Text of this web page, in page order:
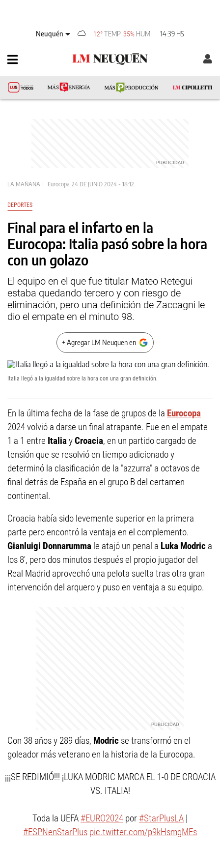
Neuquén 12° TEMP 35% HUM 14:39 HS
LA MAÑANA Eurocopa 24 DE JUNIO 2024 - 18:12
DEPORTES
Final para el infarto en la
Eurocopa: Italia pasó sobre la hora
con un golazo
El equipo en el que fue titular Mateo Retegui
estaba quedando tercero y con riesgo de
eliminación, pero una definición de Zaccagni le
dio el empate en el minuto 98.
+ Agregar LM Neuquen en
Italia llegó a la igualdad sobre la hora con una gran definición.
En la última fecha de la fase de grupos de la Eurocopa
2024 volvió a darse un final atrapante. Fue en el empate
1 a 1 entre ItaliayCroacia, en un partido cargado de
tensión que se resolvió en tiempo adicionado y
determinó la clasificación de la "azzurra" a octavos de
final detrás de España en el grupo B del certamen
continental.
Croacia había sido levemente superior en la primera
parte pero encontró la ventaja en el complemento.
Gianluigi Donnarumma le atajó un penal a Luka Modric a
los 8', pero dos minutos después el propio jugador del
Real Madrid aprovechó una pelota suelta tras otra gran
intervención del arquero y puso en ventaja a su equipo.
Con 38 años y 289 días, Modric se transformó en el
goleador más veterano en la historia de la Eurocopa.
¡¡¡SE REDIMIÓ!!! ¡LUKA MODRIC MARCA EL 1-0 DE CROACIA
VS. ITALIA!
Toda la UEFA #EURO2024 por #StarPlusLA |
#ESPNenStarPlus pic.twitter.com/p9kHsmgMEs